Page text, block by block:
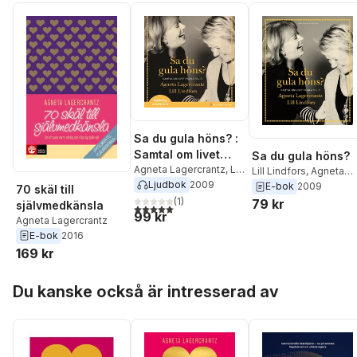
70 skäl till
självmedkänsla
Agneta Lagercrantz
E-bok 2016
169 kr
Sa du gula höns? :
Samtal om livet
från A till Ö
Agneta Lagercrantz, Lill
Lindfors
Ljudbok 2009
5,0utav 5 stjärnor. Totalt antal röster:
(1)
99 kr
Sa du gula höns?
Lill Lindfors, Agneta
Lagercrantz
E-bok 2009
79 kr
Du kanske också är intresserad av